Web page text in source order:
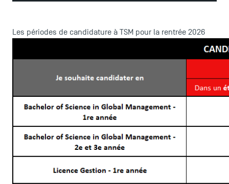
Les périodes de candidature à TSM pour la rentrée 2026